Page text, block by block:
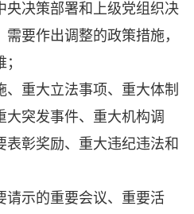
决策部署和上级党组织决
要作出调整的政策措施，
重大立法事项、重大体制
大突发事件、重大机构调
表彰奖励、重大违纪违法和
示的重要会议、重要活